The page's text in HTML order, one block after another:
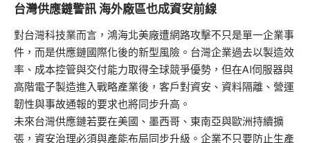
台灣供應鏈警訊 海外廠區也成資安前線
對台灣科技業而言，鴻海北美廠遭網路攻擊不只是單一企業事
件，而是供應鏈國際化後的新型風險。台灣企業過去以製造效
率、成本控管與交付能力取得全球競爭優勢，但在AI伺服器與
高階電子製造進入戰略產業後，客戶對資安、資料隔離、營運
韌性與事故通報的要求也將同步升高。
未來台灣供應鏈若要在美國、墨西哥、東南亞與歐洲持續擴
張，資安治理必須與產能布局同步升級。企業不只要防止生產